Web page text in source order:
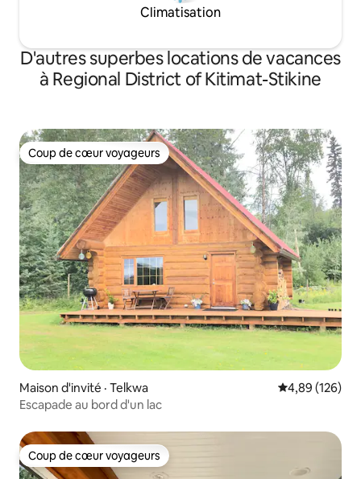
Climatisation
D'autres superbes locations de vacances
à Regional District of Kitimat-Stikine
Coup de cœur voyageurs
Coup de cœur voyageurs
Maison d'invité · Telkwa Note
4,89 (126)
Escapade au bord d'un lac
Coup de cœur voyageurs
Coup de cœur voyageurs